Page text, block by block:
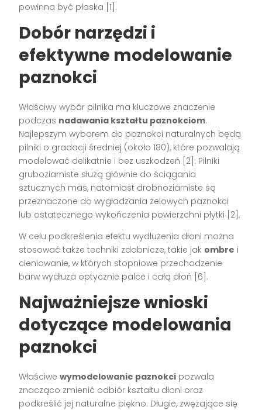
powinna być płaska [1].
Dobór narzędzi i
efektywne modelowanie
paznokci
Właściwy wybór pilnika ma kluczowe znaczenie
podczas nadawania kształtu paznokciom.
Najlepszym wyborem do paznokci naturalnych będą
pilniki o gradacji średniej (około 180), które pozwalają
modelować delikatnie i bez uszkodzeń [2]. Pilniki
gruboziarniste służą głównie do ściągania
sztucznych mas, natomiast drobnoziarniste są
przeznaczone do wygładzania żelowych paznokci
lub ostatecznego wykończenia powierzchni płytki [2].
W celu podkreślenia efektu wydłużenia dłoni można
stosować także techniki zdobnicze, takie jak ombre i
cieniowanie, w których stopniowe przechodzenie
barw wydłuża optycznie palce i całą dłoń [6].
Najważniejsze wnioski
dotyczące modelowania
paznokci
Właściwewymodelowanie paznokci pozwala
znacząco zmienić odbiór kształtu dłoni oraz
podkreślić jej naturalne piękno. Długie, zwężające się